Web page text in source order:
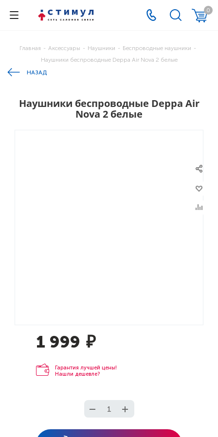
0
Главная - Аксессуары - Наушники - Беспроводные наушники -
Наушники беспроводные Deppa Air Nova 2 белые
НАЗАД
Наушники беспроводные Deppa Air
Nova 2 белые
1 999 ₽
Гарантия лучшей цены!
Нашли дешевле?